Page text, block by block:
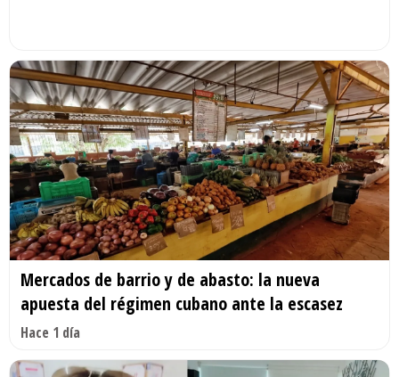
Mercados de barrio y de abasto: la nueva
apuesta del régimen cubano ante la escasez
Hace 1 día